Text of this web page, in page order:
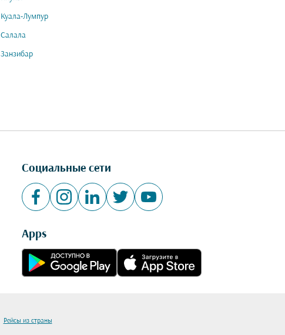
Куала-Лумпур
Салала
Занзибар
Социальные сети
Apps
Рейсы из страны